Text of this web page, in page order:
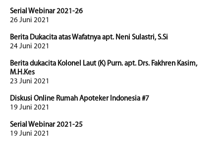
Serial Webinar 2021-26
26 Juni 2021
Berita Dukacita atas Wafatnya apt. Neni Sulastri, S.Si
24 Juni 2021
Berita dukacita Kolonel Laut (K) Purn. apt. Drs. Fakhren Kasim,
M.H.Kes
23 Juni 2021
Diskusi Online Rumah Apoteker Indonesia #7
19 Juni 2021
Serial Webinar 2021-25
19 Juni 2021